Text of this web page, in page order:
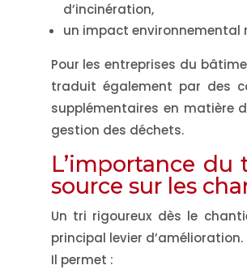
d’incinération,
un impact environnemental
Pour les entreprises du
traduit également par des
supplémentaires en matière
gestion des déchets.
L’importance du
source sur les
Un tri rigoureux dès le
principal levier d’amélioration.
Il permet :